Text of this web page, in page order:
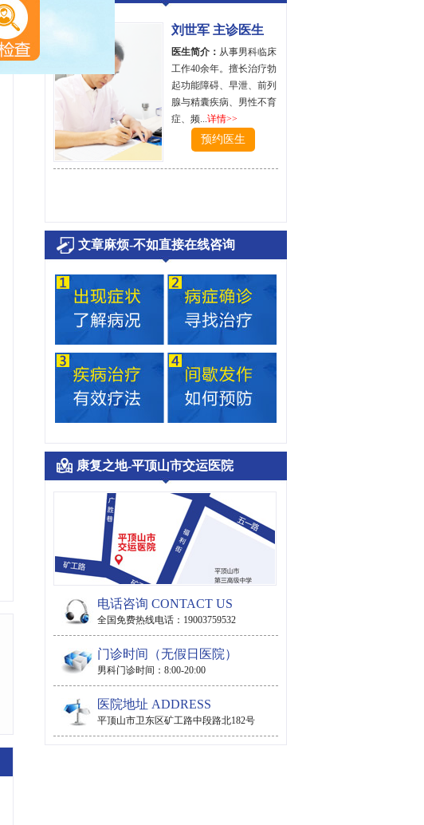
刘世军 主诊医生
医生简介： 从事男科临床
工作40余年。擅长治疗勃
起功能障碍、早泄、前列
腺与精囊疾病、男性不育
症、频...详情>>
预约医生
文章麻烦-不如直接在线咨询
康复之地-平顶山市交运医院
电话咨询 CONTACT US
全国免费热线电话：19003759532
门诊时间（无假日医院）
男科门诊时间：8:00-20:00
医院地址 ADDRESS
平顶山市卫东区矿工路中段路北182号